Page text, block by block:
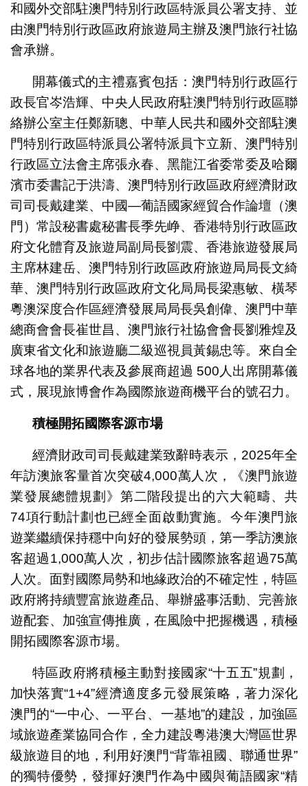
和國外交部駐澳門特別行政區特派員公署支持、並
由澳門特別行政區政府旅遊局主辦及澳門旅行社協
會承辦。
開幕儀式的主禮嘉賓包括：澳門特別行政區行
政長官岑浩輝、中央人民政府駐澳門特別行政區聯
絡辦公室主任鄭新聰、中華人民共和國外交部駐澳
門特別行政區特派員公署特派員卞立新、澳門特別
行政區立法會主席張永春、黑龍江省委常委及哈爾
濱市委書記于洪濤、澳門特別行政區政府經濟財政
司司長戴建業、中國—葡語國家經貿合作論壇（澳
門）常設秘書處秘書長季先峥、香港特別行政區政
府文化體育及旅遊局副局長劉震、香港旅遊發展局
主席林建岳、澳門特別行政區政府旅遊局局長文綺
華、澳門特別行政區政府文化局局長梁惠敏、橫琴
粵澳深度合作區經濟發展局局長吳創偉、澳門中華
總商會會長崔世昌、澳門旅行社協會會長劉雅煌及
廣東省文化和旅遊廳二級巡視員黃錫忠等。來自全
球各地的業界代表及參展商超過 500人出席開幕儀
式，展現旅博會作為國際旅遊商機平台的號召力。
積極開拓國際客源市場
經濟財政司司長戴建業致辭時表示，2025年全
年訪澳旅客量首次突破4,000萬人次，《澳門旅遊
業發展總體規劃》第二階段提出的六大範疇、共
74項行動計劃也已經全面啟動實施。今年澳門旅
遊業繼續保持穩中向好的發展勢頭，第一季訪澳旅
客超過1,000萬人次，初步估計國際旅客超過75萬
人次。面對國際局勢和地緣政治的不確定性，特區
政府將持續豐富旅遊產品、舉辦盛事活動、完善旅
遊配套、加強宣傳推廣，在風險中把握機遇，積極
開拓國際客源市場。
特區政府將積極主動對接國家“十五五”規劃，
加快落實“1+4”經濟適度多元發展策略，著力深化
澳門的“一中心、一平台、一基地”的建設，加強區
域旅遊產業協同合作，全力建設粵港澳大灣區世界
級旅遊目的地，利用好澳門“背靠祖國、聯通世界”
的獨特優勢，發揮好澳門作為中國與葡語國家“精